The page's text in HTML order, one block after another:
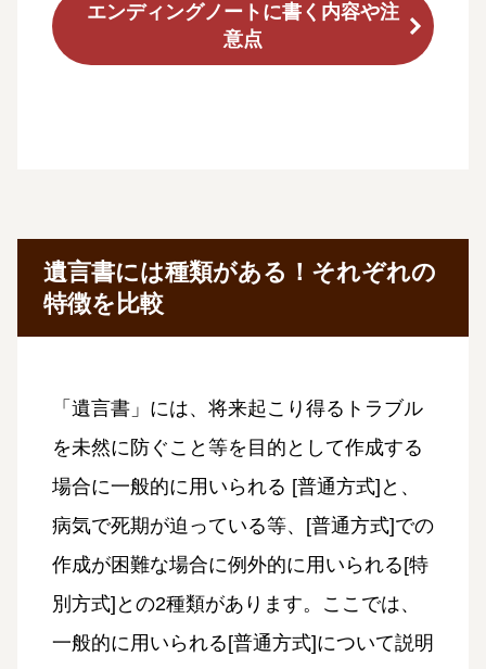
エンディングノートに書く内容や注
意点
遺言書には種類がある！それぞれの
特徴を比較
「遺言書」には、将来起こり得るトラブル
を未然に防ぐこと等を目的として作成する
場合に一般的に用いられる [普通方式]と、
病気で死期が迫っている等、[普通方式]での
作成が困難な場合に例外的に用いられる[特
別方式]との2種類があります。ここでは、
一般的に用いられる[普通方式]について説明